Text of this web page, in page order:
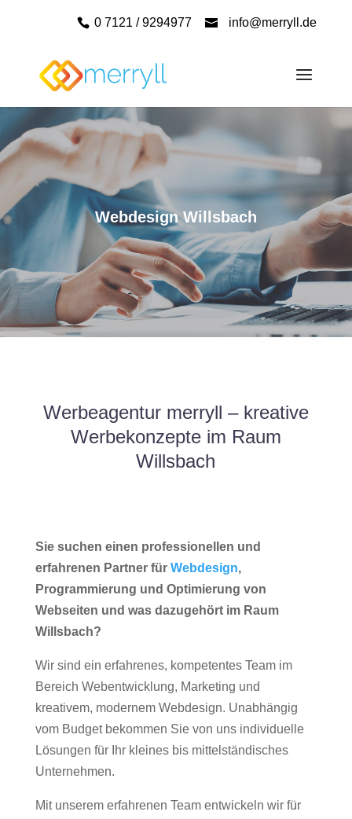
0 7121 / 9294977 info@merryll.de
Webdesign Willsbach
Werbeagentur merryll – kreative
Werbekonzepte im Raum
Willsbach
Sie suchen einen professionellen und
erfahrenen Partner für Webdesign,
Programmierung und Optimierung von
Webseiten und was dazugehört im Raum
Willsbach?
Wir sind ein erfahrenes, kompetentes Team im
Bereich Webentwicklung, Marketing und
kreativem, modernem Webdesign. Unabhängig
vom Budget bekommen Sie von uns individuelle
Lösungen für Ihr kleines bis mittelständisches
Unternehmen.
Mit unserem erfahrenen Team entwickeln wir für